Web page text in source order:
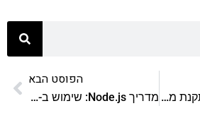
מדריך Node.js: התקנת מודולים חיצוניים
הפוסט הבא
מדריך Node.js: שימוש ב-socket.io